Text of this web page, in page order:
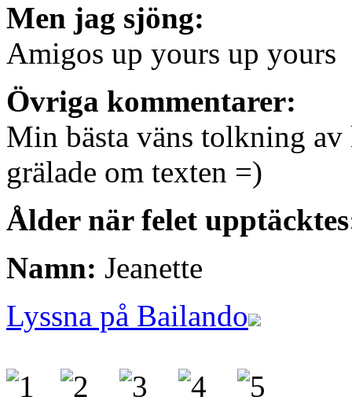
Men jag sjöng:
Amigos up yours up yours
Övriga kommentarer:
Min bästa väns tolkning
grälade om texten =)
Ålder när felet
Namn: Jeanette
Lyssna på Bailando